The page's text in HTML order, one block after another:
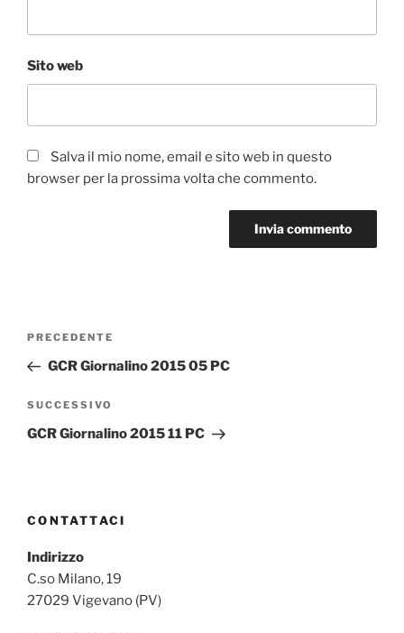
Sito web
Salva il mio nome, email e sito web in questo
browser per la prossima volta che commento.
Navigazione
Articolo
precedente:
PRECEDENTE
GCR Giornalino 2015 05 PC
Articolo
successivo
SUCCESSIVO
GCR Giornalino 2015 11 PC
CONTATTACI
Indirizzo
C.so Milano, 19
27029 Vigevano (PV)